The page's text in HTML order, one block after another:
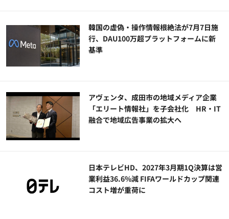
韓国の虚偽・操作情報根絶法が7月7日施
行、DAU100万超プラットフォームに新
基準
アヴェンタ、成田市の地域メディア企業
「エリート情報社」を子会社化 HR・IT
融合で地域広告事業の拡大へ
日本テレビHD、2027年3月期1Q決算は営
業利益36.6%減 FIFAワールドカップ関連
コスト増が重荷に